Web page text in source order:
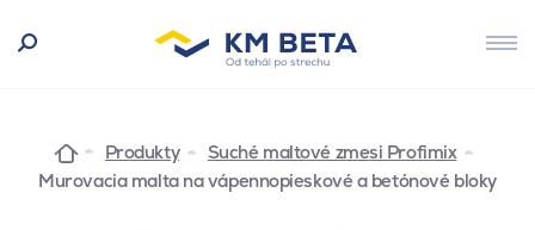
Produkty
Suché maltové zmesi Profimix
Murovacia malta na vápennopieskové a betónové bloky